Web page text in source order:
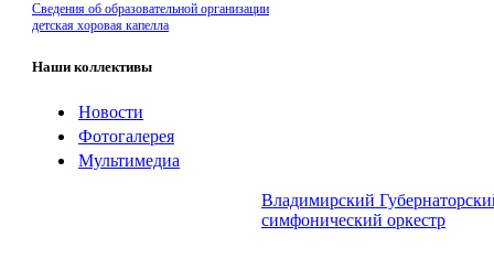
Сведения об образовательной организации
детская хоровая капелла
Наши коллективы
Новости
Фотогалерея
Мультимедиа
Владимирский
симфонический оркестр